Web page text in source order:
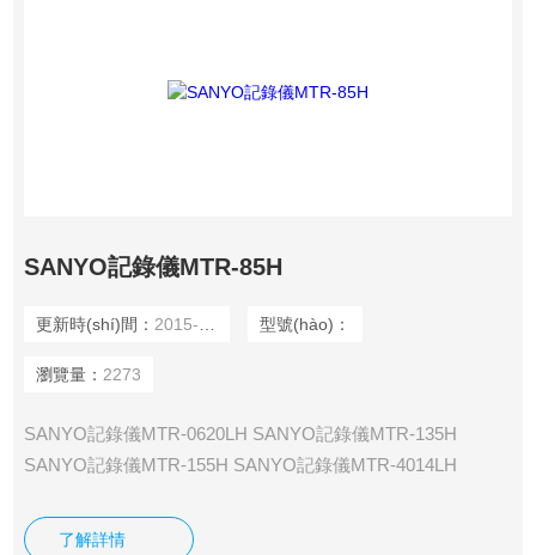
SANYO記錄儀MTR-85H
更新時(shí)間： 2015-12-09 型號(hào)：
瀏覽量： 2273
SANYO記錄儀MTR-0620LH SANYO記錄儀MTR-135H
SANYO記錄儀MTR-155H SANYO記錄儀MTR-4014LH
錄儀MTR-G3504 SANYO記錄儀MTR-G85
了解詳情